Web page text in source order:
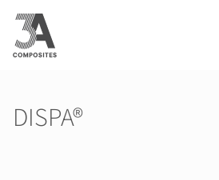
eingeben
DISPA®